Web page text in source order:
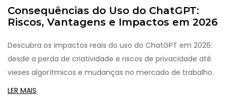
Consequências do Uso do ChatGPT:
Riscos, Vantagens e Impactos em 2026
Descubra os impactos reais do uso do ChatGPT em 2026:
desde a perda de criatividade e riscos de privacidade até
vieses algorítmicos e mudanças no mercado de trabalho.
LER MAIS